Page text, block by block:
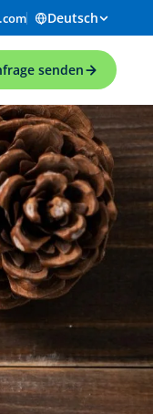
Deutsch
senden